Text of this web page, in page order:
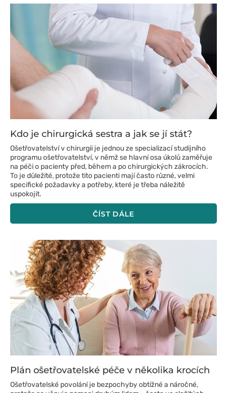
Kdo je chirurgická sestra a jak se jí stát?
Ošetřovatelství v chirurgii je jednou ze specializací studijního
programu ošetřovatelství, v němž se hlavní osa úkolů zaměřuje
na péči o pacienty před, během a po chirurgických zákrocích.
To je důležité, protože tito pacienti mají často různé, velmi
specifické požadavky a potřeby, které je třeba náležitě
uspokojit.
ČÍST DÁLE
Plán ošetřovatelské péče v několika krocích
Ošetřovatelské povolání je bezpochyby obtížné a náročné,